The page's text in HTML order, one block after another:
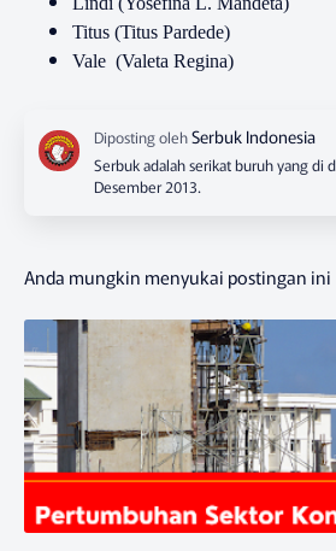
Titus (Titus Pardede)
Vale (Valeta Regina)
Serbuk adalah serikat buruh yang di
Desember 2013.
Anda mungkin menyukai postingan ini